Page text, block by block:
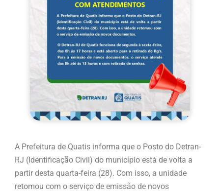
A Prefeitura de Quatis informa que o Posto do Detran-
RJ (Identificação Civil) do município está de volta a
partir desta quarta-feira (28). Com isso, a unidade
retomou com o serviço de emissão de novos